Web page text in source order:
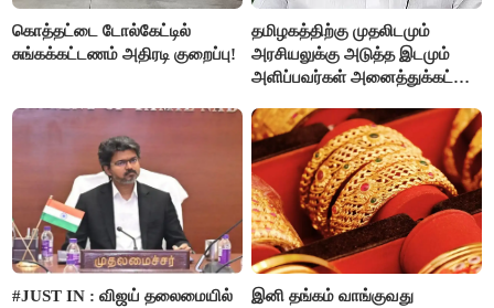
கொத்தட்டை டோல்கேட்டில்
சுங்கக்கட்டணம் அதிரடி குறைப்பு!
தமிழகத்திற்கு முதலிடமும்
அரசியலுக்கு அடுத்த இடமும்
அளிப்பவர்கள் அனைத்துக்கட்சி
பங்கேற்பார்கள் - மாணிக்கம்
தாகூர்..!!
#JUST IN : விஜய் தலைமையில்
இனி தங்கம் வாங்குவது